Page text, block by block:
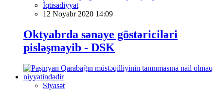
İqtisadiyyat
12 Noyabr 2020 14:09
Oktyabrda sənaye göstəriciləri
pisləşməyib - DSK
Siyasət